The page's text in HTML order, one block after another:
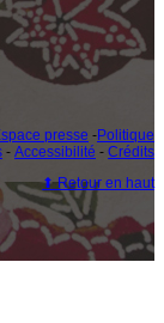
presse -Politique
- Accessibilité - Crédits
⬆ Retour en haut